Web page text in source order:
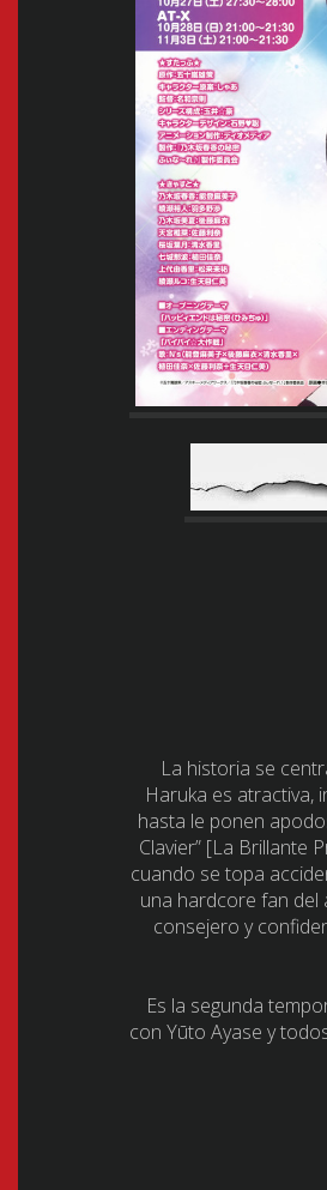
La historia se
Haruka es atractiva,
hasta le ponen
Clavier” [La Brillante
cuando se topa
una hardcore fan del
consejero y
Es la segunda
con Yūto Ayase y